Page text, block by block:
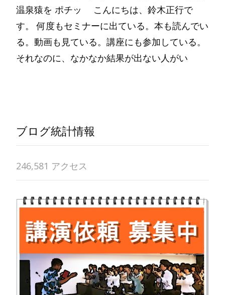
温泉猿を ポチッ こんにちは、鈴木正行で
す。 何度もセミナーに出ている。本も読んでい
る。動画も見ている。講座にも参加している。
それなのに、なかなか結果が出ない人がい
ブログ統計情報
246,581 アクセス